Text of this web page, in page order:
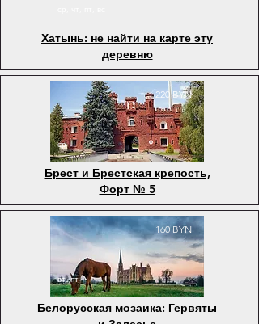
Хатынь: не найти на карте эту
деревню
220 BYN
ср
Брест и Брестская крепость,
Форт № 5
160 BYN
вт, пт
Белорусская мозаика: Гервяты